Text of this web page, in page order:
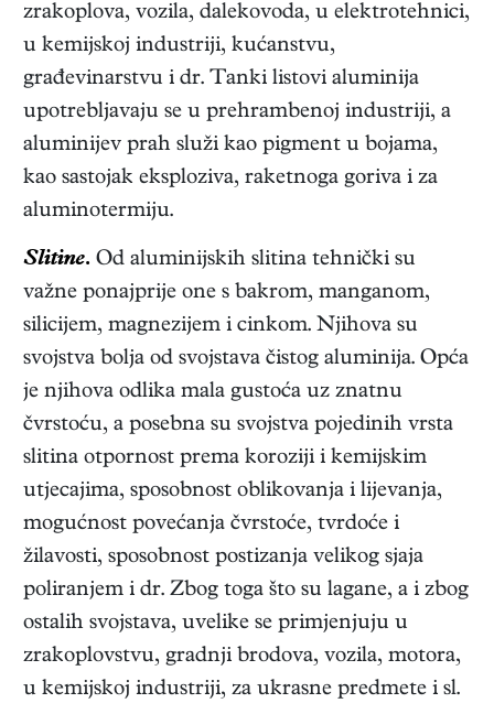
zrakoplova, vozila, dalekovoda, u elektrotehnici,
u kemijskoj industriji, kućanstvu,
građevinarstvu i dr. Tanki listovi aluminija
upotrebljavaju se u prehrambenoj industriji, a
aluminijev prah služi kao pigment u bojama,
kao sastojak eksploziva, raketnoga goriva i za
aluminotermiju.
Slitine. Od aluminijskih slitina tehnički su
važne ponajprije one s bakrom, manganom,
silicijem, magnezijem i cinkom. Njihova su
svojstva bolja od svojstava čistog aluminija. Opća
je njihova odlika mala gustoća uz znatnu
čvrstoću, a posebna su svojstva pojedinih vrsta
slitina otpornost prema koroziji i kemijskim
utjecajima, sposobnost oblikovanja i lijevanja,
mogućnost povećanja čvrstoće, tvrdoće i
žilavosti, sposobnost postizanja velikog sjaja
poliranjem i dr. Zbog toga što su lagane, a i zbog
ostalih svojstava, uvelike se primjenjuju u
zrakoplovstvu, gradnji brodova, vozila, motora,
u kemijskoj industriji, za ukrasne predmete i sl.